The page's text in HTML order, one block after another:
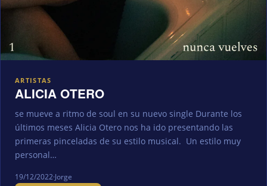
ARTISTAS
ALICIA OTERO
se mueve a ritmo de soul en su nuevo single Durante los
últimos meses Alicia Otero nos ha ido presentando las
primeras pinceladas de su estilo musical. Un estilo muy
personal…
19/12/2022·Jorge